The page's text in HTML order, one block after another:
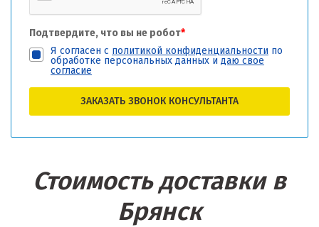
Подтвердите, что вы не робот*
Я согласен с политикой конфиденциальности по
обработке персональных данных и даю свое
согласие
ЗАКАЗАТЬ ЗВОНОК КОНСУЛЬТАНТА
Стоимость доставки в
Брянск